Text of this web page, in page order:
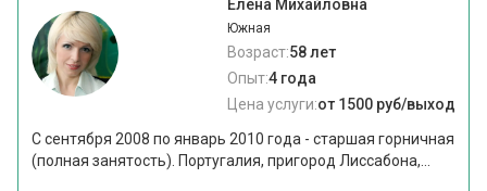
Елена Михайловна
Южная
Возраст:58 лет
Опыт:4 года
Цена услуги:от 1500 руб/выход
С сентября 2008 по январь 2010 года - старшая горничная
(полная занятость). Португалия, пригород Лиссабона,...